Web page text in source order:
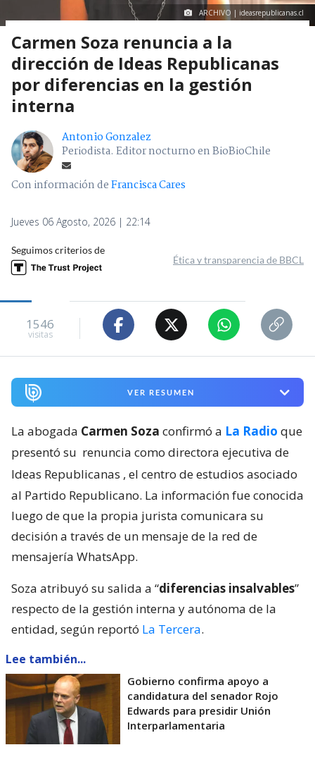
ARCHIVO | ideasrepublicanas.cl
Carmen Soza renuncia a la
dirección de Ideas Republicanas
por diferencias en la gestión
interna
Antonio Gonzalez
Periodista. Editor nocturno en BioBioChile
Con información deFrancisca Cares
Jueves 06 Agosto, 2026 | 22:14
Seguimos criterios de
Ética y transparencia de BBCL
1546
visitas
VER RESUMEN
La abogada Carmen Soza confirmó a La Radio que
presentó su renuncia como directora ejecutiva de
Ideas Republicanas , el centro de estudios asociado
al Partido Republicano. La información fue conocida
luego de que la propia jurista comunicara su
decisión a través de un mensaje de la red de
mensajería WhatsApp.
Soza atribuyó su salida a “diferencias insalvables”
respecto de la gestión interna y autónoma de la
entidad, según reportó La Tercera.
Lee también...
Gobierno confirma apoyo a
candidatura del senador Rojo
Edwards para presidir Unión
Interparlamentaria